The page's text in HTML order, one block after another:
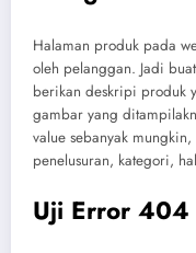
Halaman produk pada
oleh pelanggan. Jadi
berikan deskripi produk
gambar yang
value sebanyak
penelusuran, kategori,
Uji Error 404